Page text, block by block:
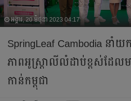
អង្គារ, 20 មិថុនា 2023 04:17
SpringLeaf Cambodia នាំ
ភាពអូស្ត្រាលីលំដាប់ខ្ពស់ដែលម
កាន់កម្ពុជា